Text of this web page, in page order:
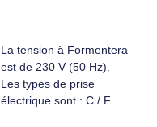
La tension à Formentera
est de 230 V (50 Hz).
Les types de prise
électrique sont : C / F